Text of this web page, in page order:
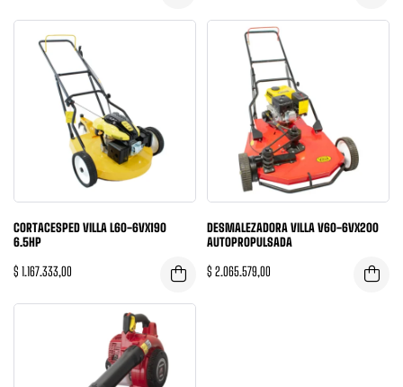
CORTACESPED VILLA L60-6VX190
6.5HP
$ 1.167.333,00
DESMALEZADORA VILLA V60-6VX200
AUTOPROPULSADA
$ 2.065.579,00